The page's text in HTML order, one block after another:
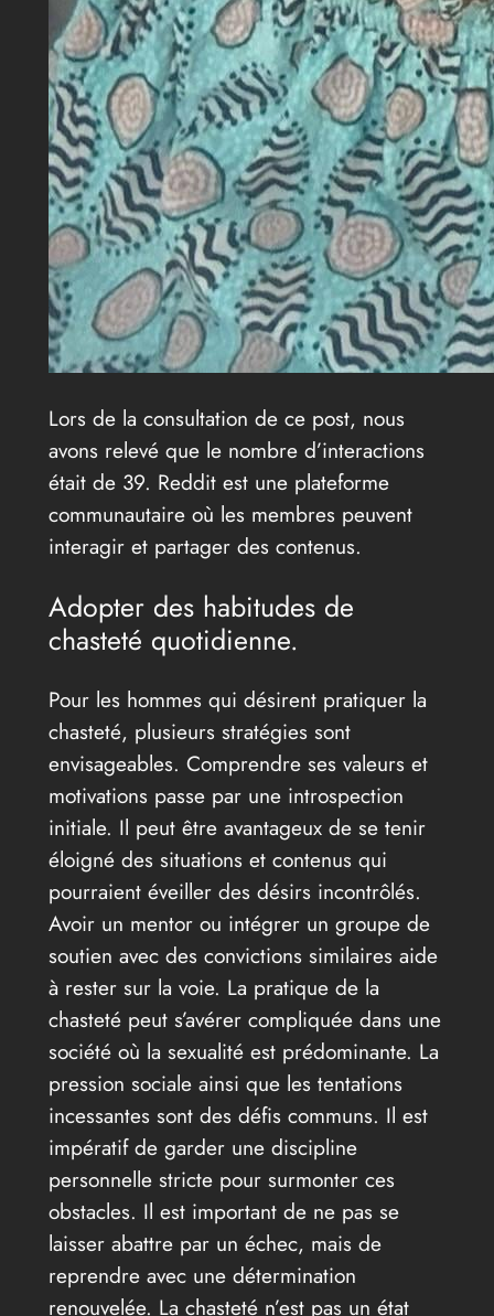
Lors de la consultation de ce post, nous
avons relevé que le nombre d’interactions
était de 39. Reddit est une plateforme
communautaire où les membres peuvent
interagir et partager des contenus.
Adopter des habitudes de
chasteté quotidienne.
Pour les hommes qui désirent pratiquer la
chasteté, plusieurs stratégies sont
envisageables. Comprendre ses valeurs et
motivations passe par une introspection
initiale. Il peut être avantageux de se tenir
éloigné des situations et contenus qui
pourraient éveiller des désirs incontrôlés.
Avoir un mentor ou intégrer un groupe de
soutien avec des convictions similaires aide
à rester sur la voie. La pratique de la
chasteté peut s’avérer compliquée dans une
société où la sexualité est prédominante. La
pression sociale ainsi que les tentations
incessantes sont des défis communs. Il est
impératif de garder une discipline
personnelle stricte pour surmonter ces
obstacles. Il est important de ne pas se
laisser abattre par un échec, mais de
reprendre avec une détermination
renouvelée. La chasteté n’est pas un état